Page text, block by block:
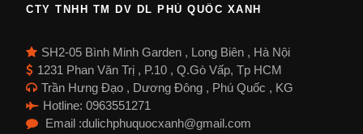
CTY TNHH TM DV DL PHÚ QUỐC XANH
SH2-05 Bình Minh Garden , Long Biên , Hà Nội
1231 Phan Văn Trị , P.10 , Q.Gò Vấp, Tp HCM
Trần Hưng Đạo , Dương Đông , Phú Quốc , KG
Hotline: 0963551271
Email :dulichphuquocxanh@gmail.com